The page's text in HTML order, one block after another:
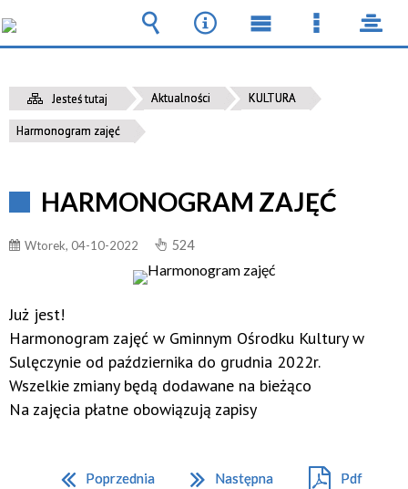
Jesteś tutaj Aktualności KULTURA
Harmonogram zajęć
HARMONOGRAM ZAJĘĆ
Wtorek, 04-10-2022 524
Już jest!
Harmonogram zajęć w Gminnym Ośrodku Kultury w
Sulęczynie od października do grudnia 2022r.
Wszelkie zmiany będą dodawane na bieżąco
Na zajęcia płatne obowiązują zapisy
Poprzednia Następna Pdf
Wyszukiwarka
Narzędzia
MenuMenu